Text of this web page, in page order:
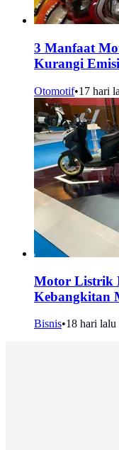
3 Manfaat
Kurangi
Otomotif•17 hari
Motor Listrik
Kebangkitan
Bisnis•18 hari lalu